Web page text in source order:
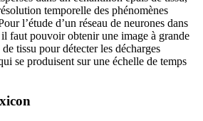
temporelle des phénomènes
l’étude d’un réseau de neurones dans
faut pouvoir obtenir une image à grande
tissu pour détecter les décharges
se produisent sur une échelle de temps